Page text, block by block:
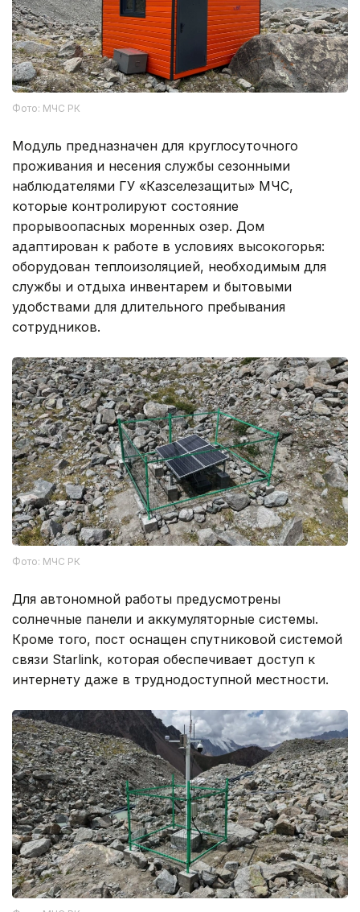
Фото: МЧС РК
Модуль предназначен для круглосуточного
проживания и несения службы сезонными
наблюдателями ГУ «Казселезащиты» МЧС,
которые контролируют состояние
прорывоопасных моренных озер. Дом
адаптирован к работе в условиях высокогорья:
оборудован теплоизоляцией, необходимым для
службы и отдыха инвентарем и бытовыми
удобствами для длительного пребывания
сотрудников.
Фото: МЧС РК
Для автономной работы предусмотрены
солнечные панели и аккумуляторные системы.
Кроме того, пост оснащен спутниковой системой
связи Starlink, которая обеспечивает доступ к
интернету даже в труднодоступной местности.